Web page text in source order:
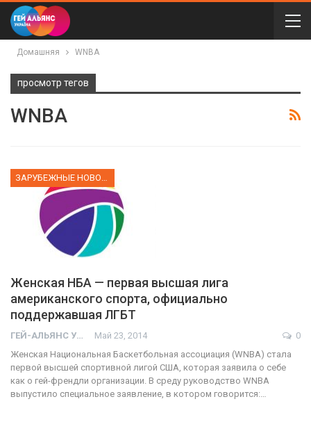
Домашняя WNBA
просмотр тегов
WNBA
Женская НБА — первая высшая лига
американского спорта, официально
поддержавшая ЛГБТ
ГЕЙ-АЛЬЯНС УКРАИНА Май 23, 2014
0
Женская Национальная Баскетбольная ассоциация (WNBA) стала
первой высшей спортивной лигой США, которая заявила о себе
как о гей-френдли организации. В среду руководство WNBA
выпустило специальное заявление, в котором говорится:…